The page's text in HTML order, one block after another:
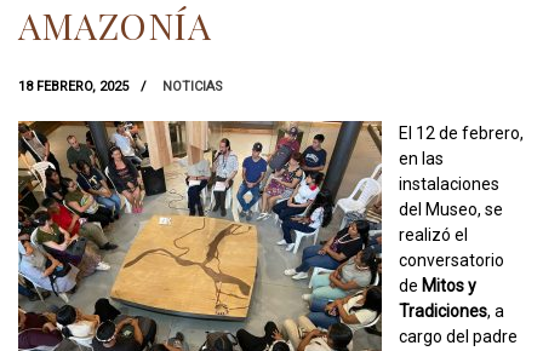
AMAZONÍA
18 FEBRERO, 2025 NOTICIAS
El 12 de febrero,
en las
instalaciones
del Museo, se
realizó el
conversatorio
de Mitos y
Tradiciones, a
cargo del padre